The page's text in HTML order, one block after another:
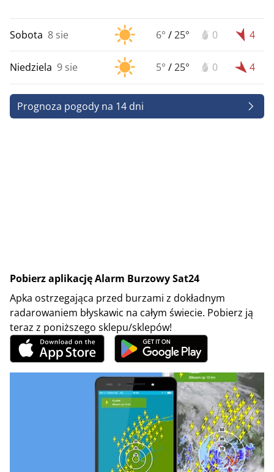
Sobota 8 sie 6° /25° 0 4
Niedziela 9 sie 5° /25° 0 4
Prognoza pogody na 14 dni
Pobierz aplikację Alarm Burzowy Sat24
Apka ostrzegająca przed burzami z dokładnym
radarowaniem błyskawic na całym świecie. Pobierz ją
teraz z poniższego sklepu/sklepów!